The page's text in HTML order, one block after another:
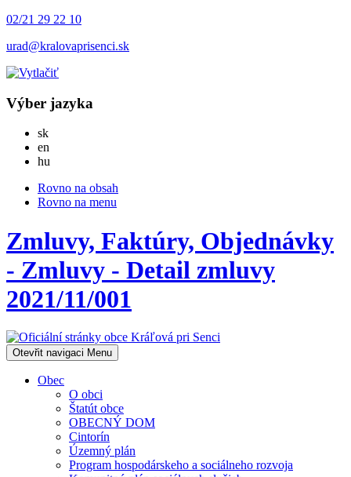
02/21 29 22 10
urad@kralovaprisenci.sk
Výber jazyka
skSlovensky
en
hu
Rovno na obsah
Rovno na menu
Zmluvy, Faktúry, Objednávky
- Zmluvy - Detail zmluvy
2021/11/001
Otevřit navigaci Menu
Obec
O obci
Štatút obce
OBECNÝ DOM
Cintorín
Územný plán
Program hospodárskeho a sociálneho rozvoja